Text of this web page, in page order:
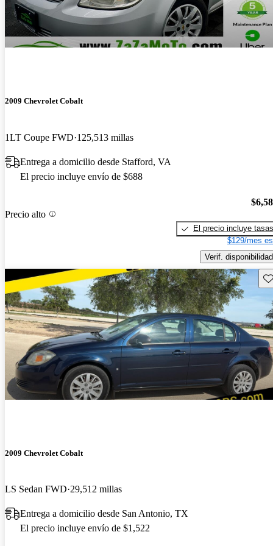
2009 Chevrolet Cobalt
1LT Coupe FWD 125,513 millas
Entrega a domicilio desde Stafford, VA
El precio incluye envío de $688
Precio alto
El precio incluye tasas
$129/mes
Verif. disponibilidad
2009 Chevrolet Cobalt
LS Sedan FWD 29,512 millas
Entrega a domicilio desde San Antonio, TX
El precio incluye envío de $1,522